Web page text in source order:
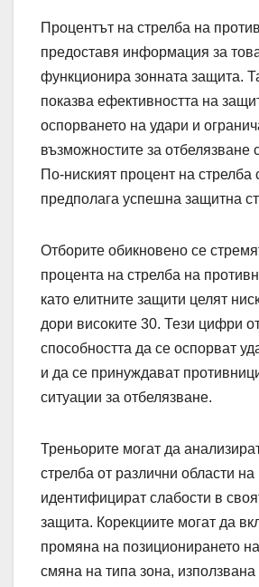
Процентът на стрелба на
предоставя информация за
функционира зонната защита.
показва ефективността на
оспорването на удари и
възможностите за отбелязване
По-ниският процент на стрелба
предполага успешна защитна
Отборите обикновено се
процента на стрелба на
като елитните защити целят
дори високите 30. Тези цифри
способността да се оспорват
и да се принуждават
ситуации за отбелязване.
Треньорите могат да
стрелба от различни области
идентифицират слабости в
защита. Корекциите могат да
промяна на позиционирането
смяна на типа зона,